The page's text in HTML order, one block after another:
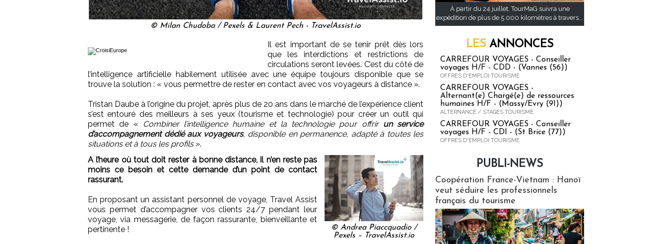
© Milan Chudoba / Pexels & Laurent Pech - TravelAssist.io
Il est important de se tenir prêt dès lors
que les interdictions et restrictions de
circulations seront levées. C’est du côté de
l’intelligence artificielle habilement utilisée avec une équipe toujours disponible que se
trouve la solution : « vous permettre de rester en contact avec vos voyageurs à distance ».
Tristan Daube à l’origine du projet, après plus de 20 ans dans le marché de l’expérience client
s’est entouré des meilleurs à ses yeux (tourisme et technologie) pour créer un outil qui
permet de «
Combiner l’intelligence humaine et la technologie pour offrir un service
d’accompagnement dédié aux voyageurs, disponible en permanence, adapté à toutes les
situations et à tous les profils».
© Andrea Piaccquadio /
Pexels – TravelAssist.io
A l’heure où tout doit rester à bonne distance, il n’en reste pas
moins ce besoin et cette demande d’un point de contact
rassurant.
En proposant un assistant personnel de voyage, Travel Assist
vous permet d’accompagner vos clients 24/7 pendant leur
voyage, via messagerie, de façon rassurante, bienveillante et
pertinente !
À partir du 24 juillet, TourMaG suivra une
expédition de plus de 5 000 kilomètres à travers...
LES ANNONCES
CARREFOUR VOYAGES - Conseiller
voyages H/F - CDD - (Vannes (56))
OFFRES D'EMPLOI TOURISME
CARREFOUR VOYAGES -
Alternant(e) Chargé(e) de ressources
humaines H/F - (Massy/Evry (91))
ALTERNANCE / STAGES TOURISME
CARREFOUR VOYAGES - Conseiller
voyages H/F - CDI - (St Brice (77))
OFFRES D'EMPLOI TOURISME
PUBLI-NEWS
Coopération France-Vietnam : Hanoï
veut séduire les professionnels
français du tourisme